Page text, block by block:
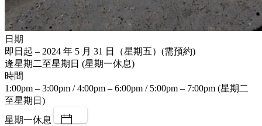
日期
即日起 – 2024 年 5 月 31 日（星期五）(需預約)
逢星期二至星期日 (星期一休息)
時間
1:00pm – 3:00pm / 4:00pm – 6:00pm / 5:00pm – 7:00pm (星期二
至星期日)
星期一休息